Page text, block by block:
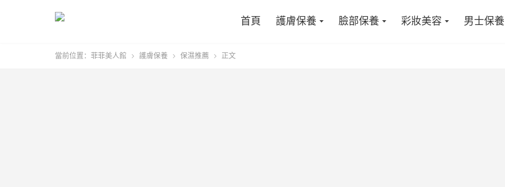
首頁 護膚保養 臉部保養 彩妝美容 男士保養
當前位置： 菲菲美人館  護膚保養  保濕推薦  正文